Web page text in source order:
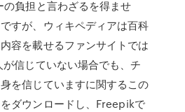
の負担と言わざるを得ませ
すが、ウィキペディアは百科
容を載せるファンサイトでは
信じていない場合でも、チ
を信じていますに関するこの
ダウンロードし、Freepikで